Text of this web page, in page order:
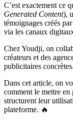
C’est exactement ce
Generated Content),
témoignages créés
via les canaux
Chez Youdji, on
créateurs et des
publicitaires concrètes.
Dans cet article, on
comment le mettre en
structurent leur
plateforme. 🔥